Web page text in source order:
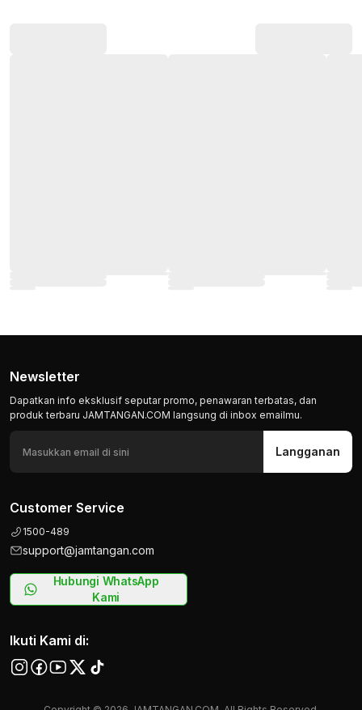
Newsletter
Dapatkan info eksklusif seputar promo, penawaran terbatas, dan
produk terbaru JAMTANGAN.COM langsung di inbox emailmu.
Langganan
Customer Service
1500-489
support@jamtangan.com
Hubungi WhatsApp
Kami
Ikuti Kami di: